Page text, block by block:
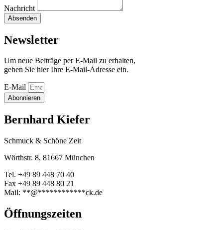
Nachricht
Absenden
Newsletter
Um neue Beiträge per E-Mail zu erhalten,
geben Sie hier Ihre E-Mail-Adresse ein.
E-Mail
Abonnieren
Bernhard Kiefer
Schmuck & Schöne Zeit
Wörthstr. 8, 81667 München
Tel. +49 89 448 70 40
Fax +49 89 448 80 21
Mail: **@************ck.de
Öffnungszeiten